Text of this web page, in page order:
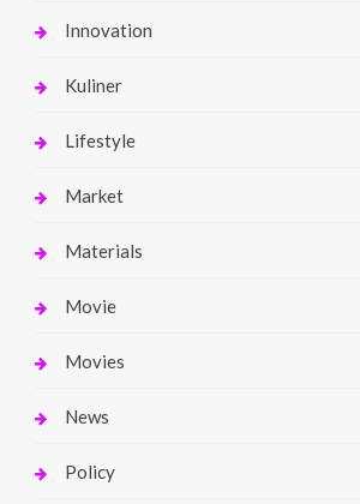
Innovation
Kuliner
Lifestyle
Market
Materials
Movie
Movies
News
Policy